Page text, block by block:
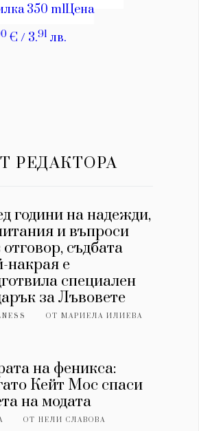
РЕДАКТОРА
години на надежди,
и въпроси
отговор, съдбата
накрая е
специален
за Лъвовете
ОТМАРИЕЛА ИЛИЕВА
на феникса:
Кейт Мос спаси
на модата
ОТНЕЛИ СЛАВОВА